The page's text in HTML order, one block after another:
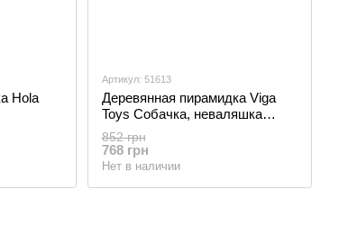
Hola
Артикул: 51613
Деревянная пирамидка Viga
Toys Собачка, неваляшка
(51613)
852 грн
768 грн
Нет в наличии